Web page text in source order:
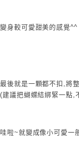
變身較可愛甜美的感覺^^
最後就是一顆都不扣,將
(建議把蝴蝶結綁緊一點,
哇啦~就變成像小可愛一